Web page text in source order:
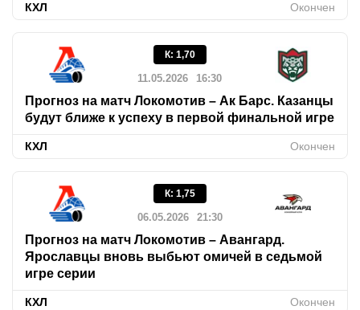
КХЛ Окончен
К: 1,70
11.05.2026 16:30
Прогноз на матч Локомотив – Ак Барс. Казанцы
будут ближе к успеху в первой финальной игре
КХЛ Окончен
К: 1,75
06.05.2026 21:30
Прогноз на матч Локомотив – Авангард.
Ярославцы вновь выбьют омичей в седьмой
игре серии
КХЛ Окончен